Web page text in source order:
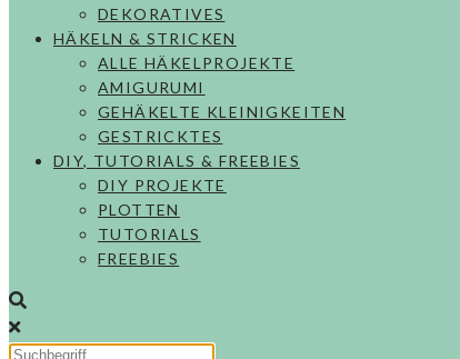
DEKORATIVES
HÄKELN & STRICKEN
ALLE HÄKELPROJEKTE
AMIGURUMI
GEHÄKELTE KLEINIGKEITEN
GESTRICKTES
DIY, TUTORIALS & FREEBIES
DIY PROJEKTE
PLOTTEN
TUTORIALS
FREEBIES